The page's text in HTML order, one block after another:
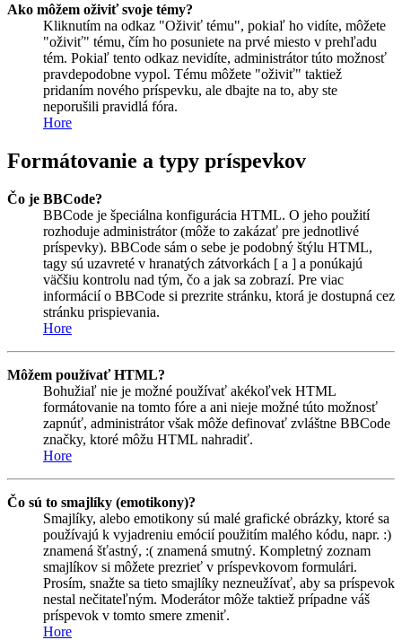
Ako môžem oživiť svoje témy?
Kliknutím na odkaz "Oživiť tému", pokiaľ ho vidíte, môžete
"oživiť" tému, čím ho posuniete na prvé miesto v prehľadu
tém. Pokiaľ tento odkaz nevidíte, administrátor túto možnosť
pravdepodobne vypol. Tému môžete "oživiť" taktiež
pridaním nového príspevku, ale dbajte na to, aby ste
neporušili pravidlá fóra.
Hore
Formátovanie a typy príspevkov
Čo je BBCode?
BBCode je špeciálna konfigurácia HTML. O jeho použití
rozhoduje administrátor (môže to zakázať pre jednotlivé
príspevky). BBCode sám o sebe je podobný štýlu HTML,
tagy sú uzavreté v hranatých zátvorkách [ a ] a ponúkajú
väčšiu kontrolu nad tým, čo a jak sa zobrazí. Pre viac
informácií o BBCode si prezrite stránku, ktorá je dostupná cez
stránku prispievania.
Hore
Môžem používať HTML?
Bohužiaľ nie je možné používať akékoľvek HTML
formátovanie na tomto fóre a ani nieje možné túto možnosť
zapnúť, administrátor však môže definovať zvláštne BBCode
značky, ktoré môžu HTML nahradiť.
Hore
Čo sú to smajlíky (emotikony)?
Smajlíky, alebo emotikony sú malé grafické obrázky, ktoré sa
používajú k vyjadreniu emócií použitím malého kódu, napr. :)
znamená šťastný, :( znamená smutný. Kompletný zoznam
smajlíkov si môžete prezrieť v príspevkovom formulári.
Prosím, snažte sa tieto smajlíky nezneužívať, aby sa príspevok
nestal nečitateľným. Moderátor môže taktiež prípadne váš
príspevok v tomto smere zmeniť.
Hore